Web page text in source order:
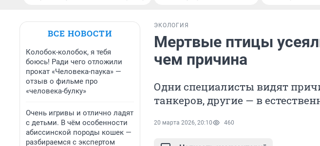
ВСЕ НОВОСТИ
Колобок-колобок, я тебя
боюсь! Ради чего отложили
прокат «Человека-паука» —
отзыв о фильме про
«человека-булку»
Очень игривы и отлично ладят
с детьми. В чём особенности
абиссинской породы кошек —
разбираемся с экспертом
ЭКОЛОГИЯ
Мертвые птицы
чем причина
Одни специалисты видят
танкеров, другие — в
20 марта 2026, 20:10 460